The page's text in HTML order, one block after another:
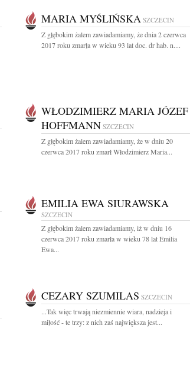
MARIA MYŚLIŃSKA SZCZECIN
Z głębokim żalem zawiadamiamy, że dnia 2 czerwca
2017 roku zmarła w wieku 93 lat doc. dr hab. n....
WŁODZIMIERZ MARIA JÓZEF
HOFFMANN SZCZECIN
Z głębokim żalem zawiadamiamy, że w dniu 20
czerwca 2017 roku zmarł Włodzimierz Maria...
EMILIA EWA SIURAWSKA
SZCZECIN
Z głębokim żalem zawiadamiamy, iż w dniu 16
czerwca 2017 roku zmarła w wieku 78 lat Emilia
Ewa...
CEZARY SZUMILAS SZCZECIN
...Tak więc trwają niezmiennie wiara, nadzieja i
miłość - te trzy: z nich zaś największa jest...